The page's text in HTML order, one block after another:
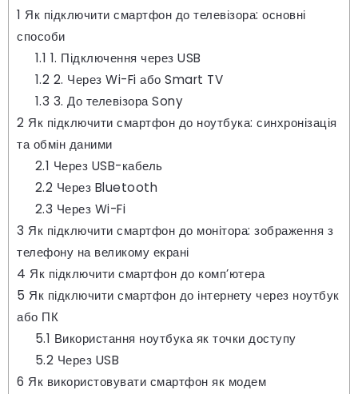
1 Як підключити смартфон до телевізора: основні
способи
1.1 1. Підключення через USB
1.2 2. Через Wi-Fi або Smart TV
1.3 3. До телевізора Sony
2 Як підключити смартфон до ноутбука: синхронізація
та обмін даними
2.1 Через USB-кабель
2.2 Через Bluetooth
2.3 Через Wi-Fi
3 Як підключити смартфон до монітора: зображення з
телефону на великому екрані
4 Як підключити смартфон до комп’ютера
5 Як підключити смартфон до інтернету через ноутбук
або ПК
5.1 Використання ноутбука як точки доступу
5.2 Через USB
6 Як використовувати смартфон як модем